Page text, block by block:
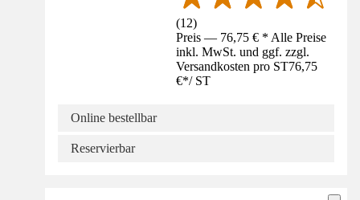
(12)
Preis — 76,75 € * Alle Preise
inkl. MwSt. und ggf. zzgl.
Versandkosten pro ST76,75
€*/ ST
Online bestellbar
Reservierbar